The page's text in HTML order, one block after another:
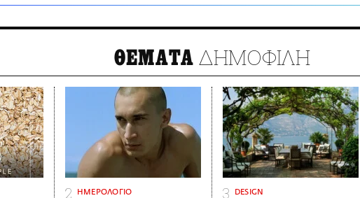
ΘΕΜΑΤΑ ΔΗΜΟΦΙΛΗ
ΗΜΕΡΟΛΟΓΙΟ DESIGN